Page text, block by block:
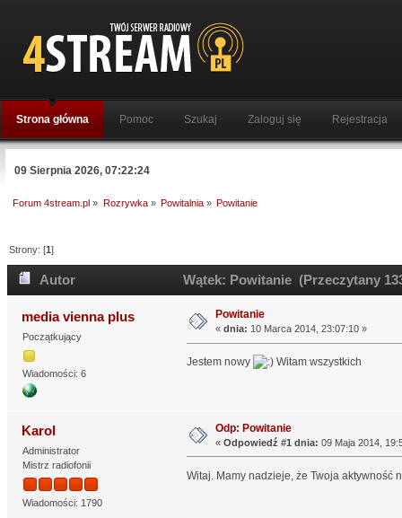
Strona główna Pomoc Szukaj Zaloguj się Rejestracja
09 Sierpnia 2026, 07:22:24
Forum 4stream.pl » Rozrywka» Powitalnia» Powitanie
Strony: [1]
Autor Wątek: Powitanie (Przeczytany
media vienna plus
Początkujący
Wiadomości: 6
Powitanie
« dnia: 10 Marca 2014, 23:07:10 »
Jestem nowy Witam wszystkich
Karol
Administrator
Mistrz radiofonii
Wiadomości: 1790
Odp: Powitanie
« Odpowiedź #1 dnia: 09 Maja 2014,
Witaj. Mamy nadzieje, że Twoja aktywność